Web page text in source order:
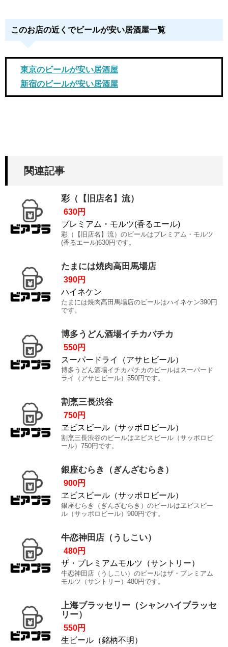
このお店の近くでビールが安い居酒屋一覧
東京のビールが安い居酒屋
新宿のビールが安い居酒屋
関連記事
彩（【旧店名】流）
630円
プレミアム・モルツ(香るエール)
彩（【旧店名】流）のビールはプレミアム・モルツ
(香るエール)630円です。
たまには焼肉高田馬場店
390円
ハイネケン
たまには焼肉高田馬場店のビールはハイネケン390円
です。
博多うどん酒場イチカバチカ
550円
スーパードライ（アサヒビール）
博多うどん酒場イチカバチカのビールはスーパード
ライ（アサヒビール）550円です。
割烹三長渋谷
750円
ヱビスビール（サッポロビール）
割烹三長渋谷のビールはヱビスビール（サッポロビ
ール）750円です。
銀座むらき（ぎんざむらき）
900円
ヱビスビール（サッポロビール）
銀座むらき（ぎんざむらき）のビールはヱビスビー
ル（サッポロビール）900円です。
牛恋神田店（うしこい）
480円
ザ・プレミアムモルツ（サントリー）
牛恋神田店（うしこい）のビールはザ・プレミアム
モルツ（サントリー）480円です。
上海ブラッセリー（シャンハイブラッセ
リー）
550円
生ビール（銘柄不明）